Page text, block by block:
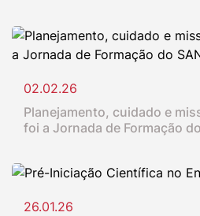
02.02.26
Planejamento, cuidado e
foi a Jornada de Formação
26.01.26